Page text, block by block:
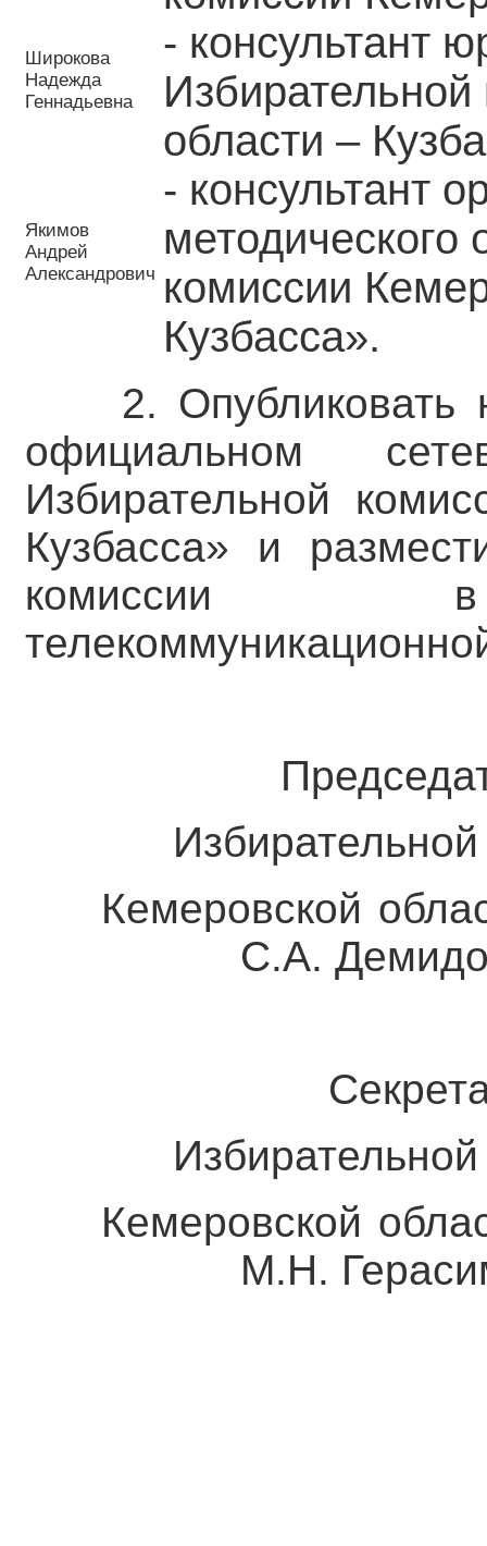
Широкова
Надежда
Геннадьевна
- консультант
области –
Якимов
Андрей
Александрович
- консультант
методического
комиссии
Кузбасса».
2. Опубликовать
официальном
Избирательной
Кузбасса» и
комиссии в
Избирательной
С.А.
Избирательной
М.Н.